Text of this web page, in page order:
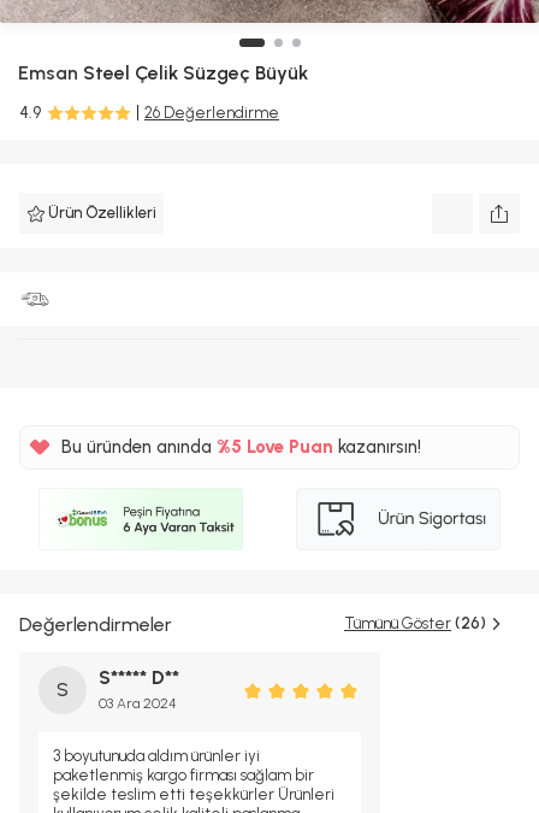
Emsan Steel Çelik Süzgeç Büyük
4.9 26 Değerlendirme
Ürün Özellikleri
Bu üründen anında %5 Love Puan kazanırsın!
Değerlendirmeler Tümünü Göster (26)
S
S***** D**
03 Ara 2024
3 boyutunuda aldım ürünler iyi
paketlenmiş kargo firması sağlam bir
şekilde teslim etti teşekkürler Ürünleri